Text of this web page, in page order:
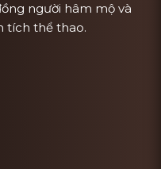
người hâm mộ và
tích thể thao.